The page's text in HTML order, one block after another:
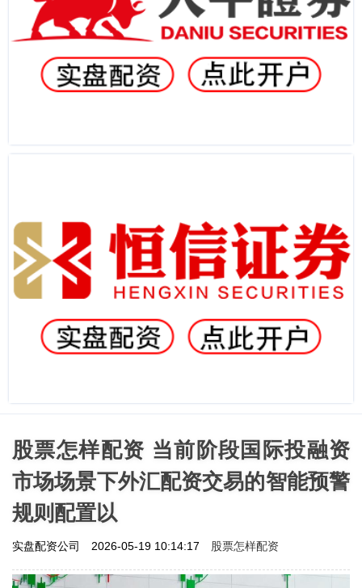
股票怎样配资 当前阶段国际投融资
市场场景下外汇配资交易的智能预警
规则配置以
实盘配资公司 2026-05-19 10:14:17 股票怎样配资